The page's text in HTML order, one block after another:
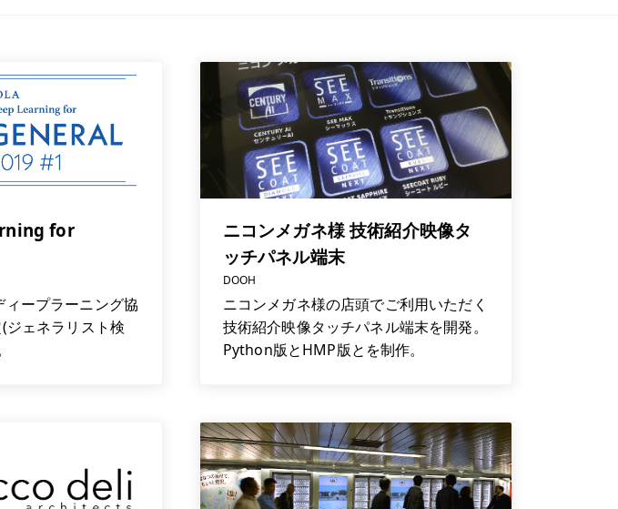
for
ープラーニング協
ジェネラリスト検
ニコンメガネ様 技術紹介映像タ
ッチパネル端末
DOOH
ニコンメガネ様の店頭でご利用いただく
技術紹介映像タッチパネル端末を開発。
Python版とHMP版とを制作。